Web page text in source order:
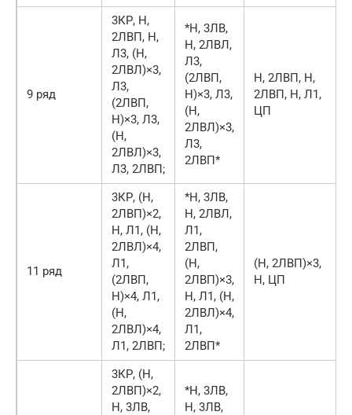
9 ряд
3КР, Н,
2ЛВП, Н,
Л3, (Н,
2ЛВЛ)×3,
Л3,
(2ЛВП,
Н)×3, Л3,
(Н,
2ЛВЛ)×3,
Л3, 2ЛВП;
*Н, 3ЛВ,
Н, 2ЛВЛ,
Л3,
(2ЛВП,
Н)×3, Л3,
(Н,
2ЛВЛ)×3,
Л3,
2ЛВП*
Н, 2ЛВП, Н,
2ЛВП, Н, Л1,
ЦП
11 ряд
3КР, (Н,
2ЛВП)×2,
Н, Л1, (Н,
2ЛВЛ)×4,
Л1,
(2ЛВП,
Н)×4, Л1,
(Н,
2ЛВЛ)×4,
Л1, 2ЛВП;
*Н, 3ЛВ,
Н, 2ЛВЛ,
Л1,
2ЛВП,
(Н,
2ЛВП)×3,
Н, Л1, (Н,
2ЛВЛ)×4,
Л1,
2ЛВП*
(Н, 2ЛВП)×3,
Н, ЦП
3КР, (Н,
2ЛВП)×2,
Н, 3ЛВ,
*Н, 3ЛВ,
Н, 3ЛВ,